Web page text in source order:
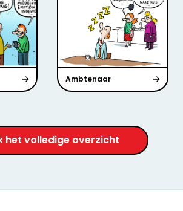
Ambtenaar
het volledige overzicht